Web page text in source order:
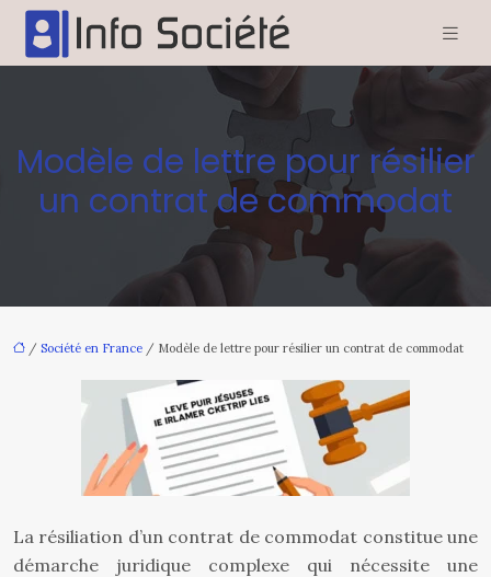
Modèle de lettre pour résilier
un contrat de commodat
/ Société en France / Modèle de lettre pour résilier un contrat de commodat
La résiliation d’un contrat de commodat constitue une
démarche juridique complexe qui nécessite une